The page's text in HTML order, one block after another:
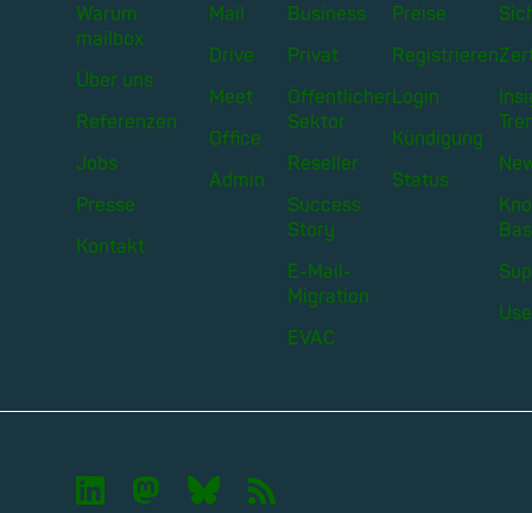
Warum
mailbox
Über uns
Referenzen
Jobs
Presse
Kontakt
Mail
Drive
Meet
Office
Admin
Business
Privat
Öffentlicher
Sektor
Reseller
Success
Story
E-Mail-
Migration
EVAC
Preise
Registrieren
Login
Kündigung
Status
 🦣︎ 🦋︎ 📡︎